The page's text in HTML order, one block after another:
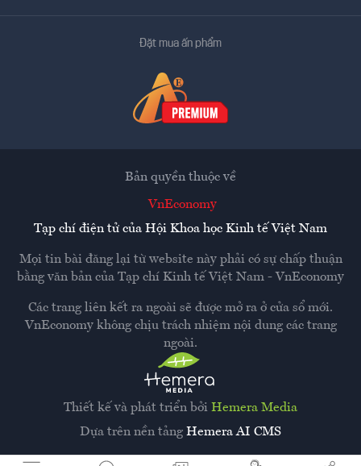
Đặt mua ấn phẩm
Thiết kế và phát triển bởi Hemera Media
Dựa trên nền tảng Hemera AI CMS
Bản quyền thuộc về
VnEconomy
Tạp chí điện tử của Hội Khoa học Kinh tế Việt Nam
Mọi tin bài đăng lại từ website này phải có sự chấp thuận
bằng văn bản của Tạp chí Kinh tế Việt Nam - VnEconomy
Các trang liên kết ra ngoài sẽ được mở ra ở cửa sổ mới.
VnEconomy không chịu trách nhiệm nội dung các trang
ngoài.